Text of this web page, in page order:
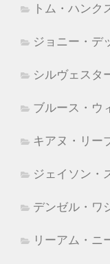
トム・ハンク
ジョニー・デ
シルヴェスタ
ブルース・ウ
キアヌ・リー
ジェイソン・
デンゼル・ワ
リーアム・ニ